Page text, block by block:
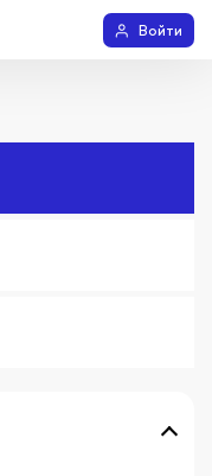
Войти